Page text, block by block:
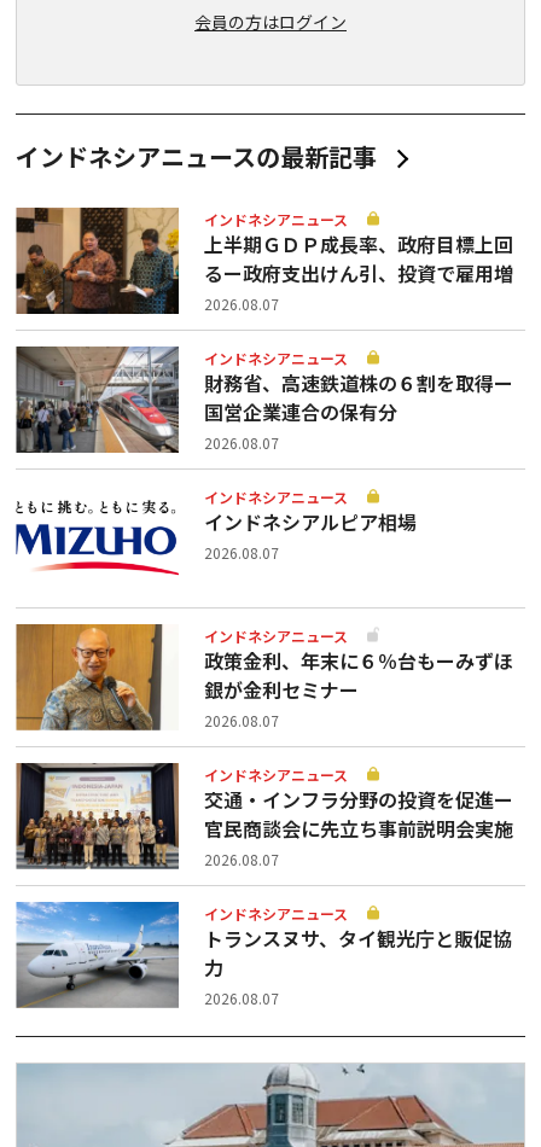
会員の方はログイン
インドネシアニュースの最新記事
インドネシアニュース
上半期ＧＤＰ成長率、政府目標上回
るー政府支出けん引、投資で雇用増
2026.08.07
インドネシアニュース
財務省、高速鉄道株の６割を取得ー
国営企業連合の保有分
2026.08.07
インドネシアニュース
インドネシアルピア相場
2026.08.07
インドネシアニュース
政策金利、年末に６％台もーみずほ
銀が金利セミナー
2026.08.07
インドネシアニュース
交通・インフラ分野の投資を促進ー
官民商談会に先立ち事前説明会実施
2026.08.07
インドネシアニュース
トランスヌサ、タイ観光庁と販促協
力
2026.08.07